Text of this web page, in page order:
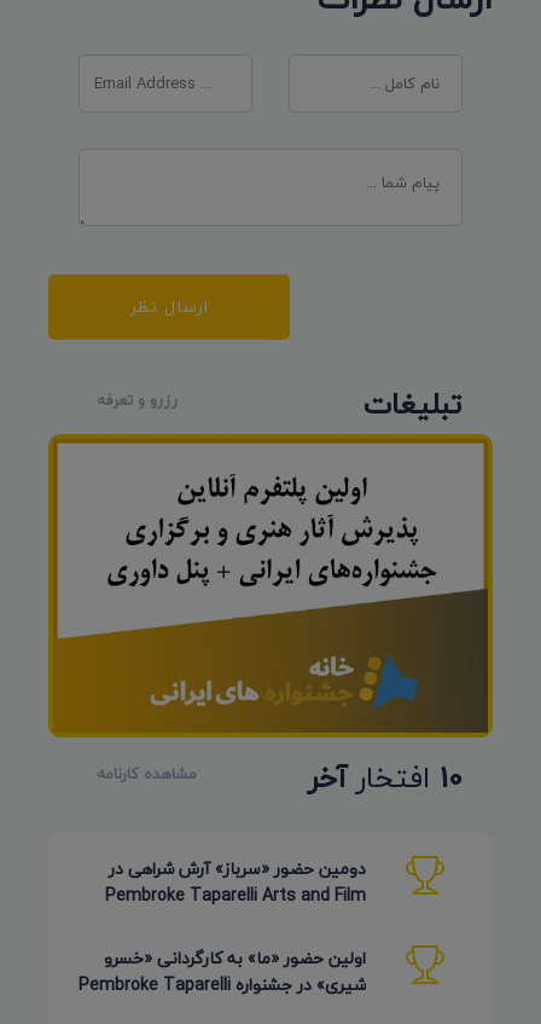
ارسال نظر
تبلیغات رزرو و تعرفه
10 افتخارآخر مشاهده کارنامه
دومین حضور «سرباز» آرش شراهی در
Pembroke Taparelli Arts and Film
اولین حضور «ما» به کارگردانی «خسرو
شیری» در جشنواره Pembroke Taparelli